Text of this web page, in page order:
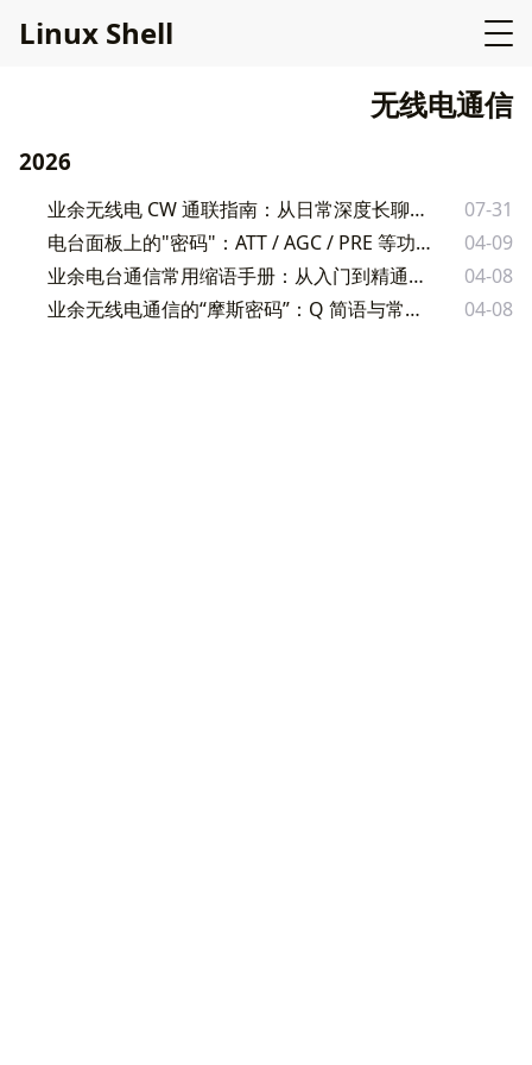
Linux Shell
无线电通信
2026
业余无线电 CW 通联指南：从日常深度长聊到比赛极简搏杀
07-31
电台面板上的"密码"：ATT / AGC / PRE 等功能键完全图解
04-09
业余电台通信常用缩语手册：从入门到精通的通联密码
04-08
业余无线电通信的“摩斯密码”：Q 简语与常用缩语详解
04-08